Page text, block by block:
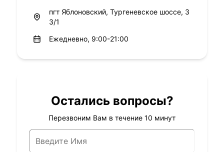
пгт Яблоновский, Тургеневское шоссе, 3
3/1
Ежедневно, 9:00-21:00
Остались вопросы?
Перезвоним Вам в течение 10 минут